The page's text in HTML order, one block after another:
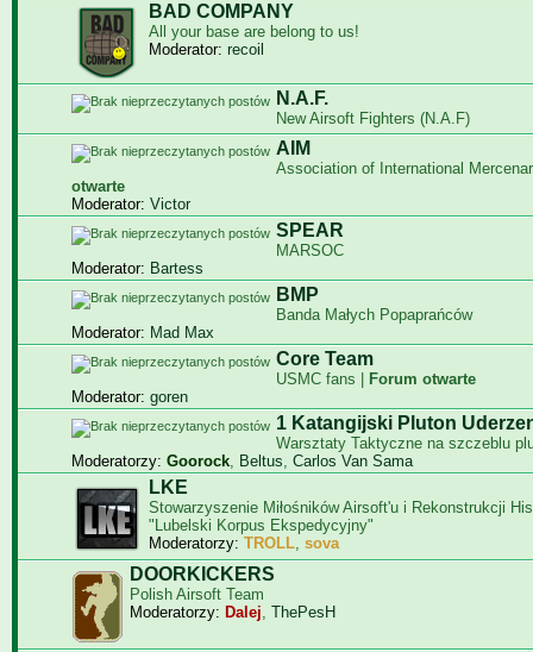
BAD COMPANY
All your base are belong to us!
Moderator: recoil
N.A.F.
New Airsoft Fighters (N.A.F)
AIM
Association of International
otwarte
Moderator: Victor
SPEAR
MARSOC
Moderator: Bartess
BMP
Banda Małych Popaprańców
Moderator: Mad Max
Core Team
USMC fans |
Forum otwarte
Moderator: goren
1 Katangijski Pluton
Warsztaty Taktyczne na szczeblu
Moderatorzy: Goorock, Beltus, Carlos Van Sama
LKE
Stowarzyszenie Miłośników Airsoft'u i Rekonstrukcji
"Lubelski Korpus Ekspedycyjny"
Moderatorzy: TROLL, sova
DOORKICKERS
Polish Airsoft Team
Moderatorzy: Dalej, ThePesH